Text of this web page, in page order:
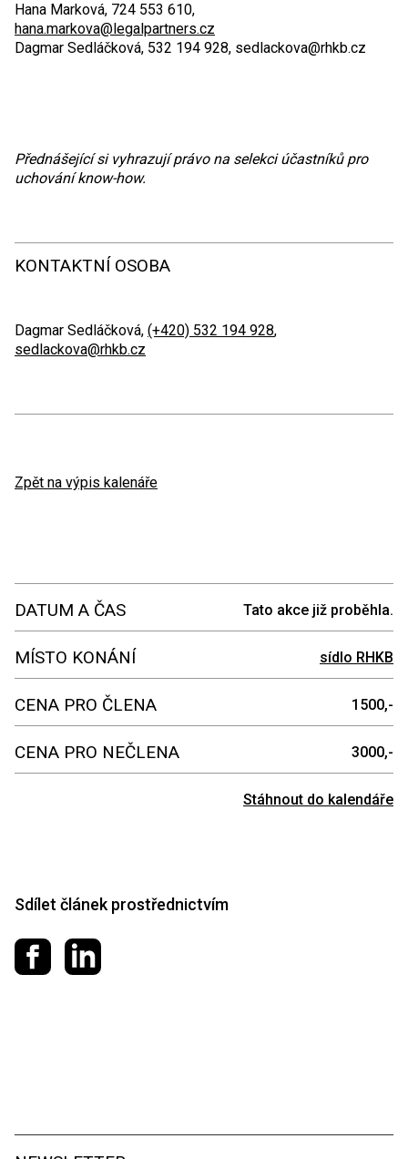
Hana Marková, 724 553 610,
hana.markova@legalpartners.cz
Dagmar Sedláčková, 532 194 928, sedlackova@rhkb.cz
Přednášející si vyhrazují právo na selekci účastníků pro
uchování know-how.
KONTAKTNÍ OSOBA
Dagmar Sedláčková, (+420) 532 194 928,
sedlackova@rhkb.cz
Zpět na výpis kalenáře
DATUM A ČAS Tato akce již proběhla.
MÍSTO KONÁNÍ sídlo RHKB
CENA PRO ČLENA 1500,-
CENA PRO NEČLENA 3000,-
Stáhnout do kalendáře
Sdílet článek prostřednictvím
Sdílet na Facebooku
Sdílet na LinkedIn